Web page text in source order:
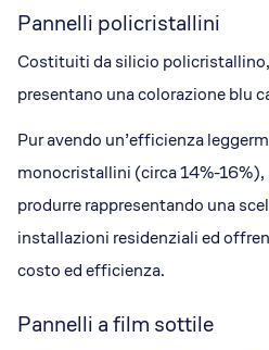
Pannelli policristallini
Costituiti da silicio
presentano una colorazione blu
Pur avendo un’efficienza
monocristallini (circa 14%-
produrre rappresentando una
installazioni residenziali ed
costo ed efficienza.
Pannelli a film sottile